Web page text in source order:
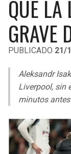
LIGA DE
LEAGUES CUP
UEFA EUROPA
UEFA
MLS
COPA
COPA
LIGA BETPLAY
OTRAS LIGAS
RAIDERS
CHARGERS
RAVENS
BROWNS
CAVALIERS
PISTONS
PACERS
HAWKS
QUE LA
GRAVE
PUBLICADO 21/
Aleksandr
Liverpool, sin
minutos